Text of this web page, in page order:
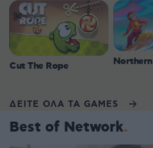
Cut The Rope
ΔΕΙΤΕ ΟΛΑ ΤΑ GAMES
Best of Network